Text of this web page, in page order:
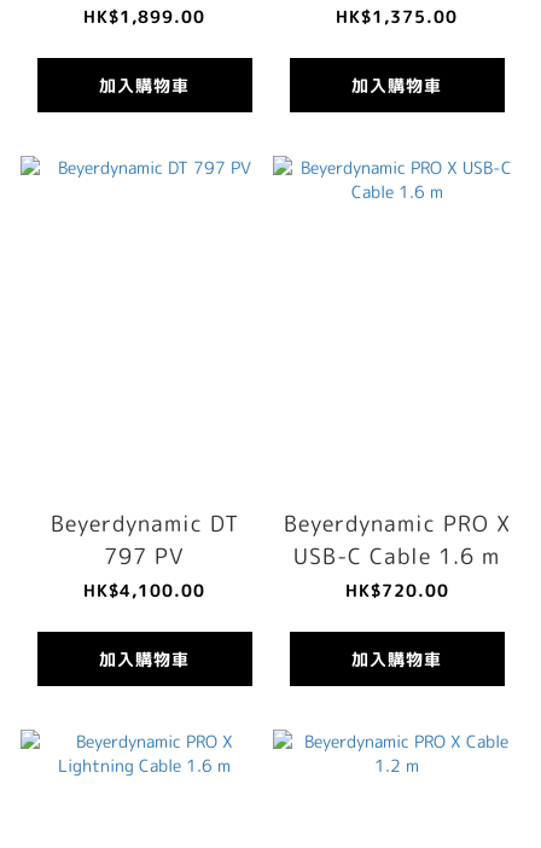
HK$1,899.00
加入購物車
HK$1,375.00
加入購物車
Beyerdynamic DT
797 PV
HK$4,100.00
加入購物車
Beyerdynamic PRO X
USB-C Cable 1.6 m
HK$720.00
加入購物車